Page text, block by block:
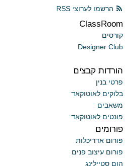
הרשמו לערוצי RSS
ClassRoom
קורסים
Designer Club
הורדות קבצים
פרטי בנין
בלוקים לאוטוקאד
משאבים
פונטים לאוטוקאד
פורומים
פורום אדריכלות
פורום עיצוב פנים
הום סטיילינג